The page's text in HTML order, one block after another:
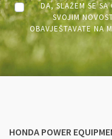
DA, SLAŽEM SE
SVOJIM
OBAVJEŠTAVATE NA
HONDA POWER